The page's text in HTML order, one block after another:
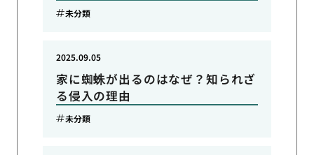
未分類
家に蜘蛛が出るのはなぜ？知られざ
る侵入の理由
2025.09.05
未分類